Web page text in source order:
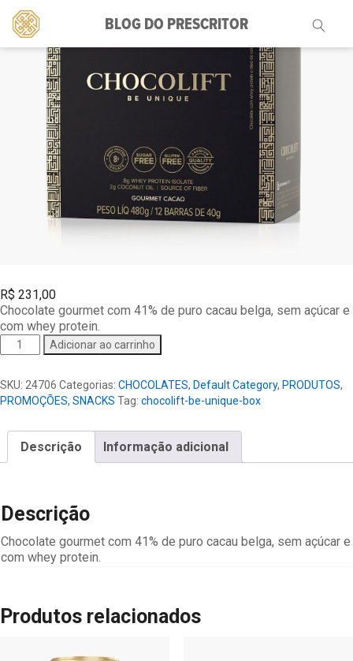
BLOG DO PRESCRITOR
Pesquisar
por:
R$ 231,00
Chocolate gourmet com 41% de puro cacau belga, sem açúcar e
com whey protein.
Chocolift
Be
Box
quantidade
Adicionar ao carrinho
SKU: 24706 Categorias: CHOCOLATES, Default Category, PRODUTOS,
PROMOÇÕES, SNACKS Tag: chocolift-be-unique-box
Descrição Informação adicional
Descrição
Chocolate gourmet com 41% de puro cacau belga, sem açúcar e
com whey protein.
Produtos relacionados